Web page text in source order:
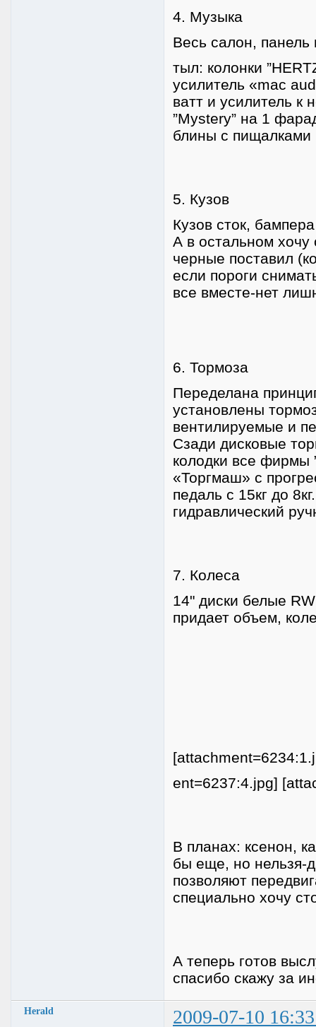
4. Музыка
Весь салон, панель
тыл: колонки
усилитель «mac
ватт и усилитель к
”Mystery” на 1
блины с пищалками
5. Кузов
Кузов сток,
А в остальном хочу
черные поставил
если пороги
все вместе-нет
6. Тормоза
Переделана
установлены
вентилируемые и
Сзади дисковые
колодки все фирмы
«Торгмаш» с
педаль с 15кг до
гидравлический
7. Колеса
14" диски белые
придает объем,
ent=6237:4.jpg]
В планах: ксенон,
бы еще, но нельзя-
позволяют
специально хочу
А теперь готов
спасибо скажу за
Herald 2009-07-10